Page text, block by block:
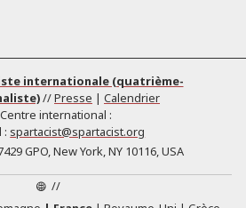
internationale (quatrième-
//Presse | Calendrier
Centre international :
: spartacist@spartacist.org
GPO, New York, NY 10116, USA
//